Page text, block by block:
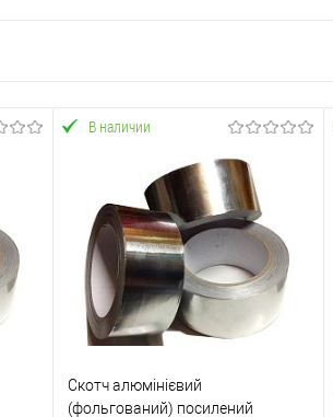
В наличии
Скотч алюмінієвий
(фольгований) посилений